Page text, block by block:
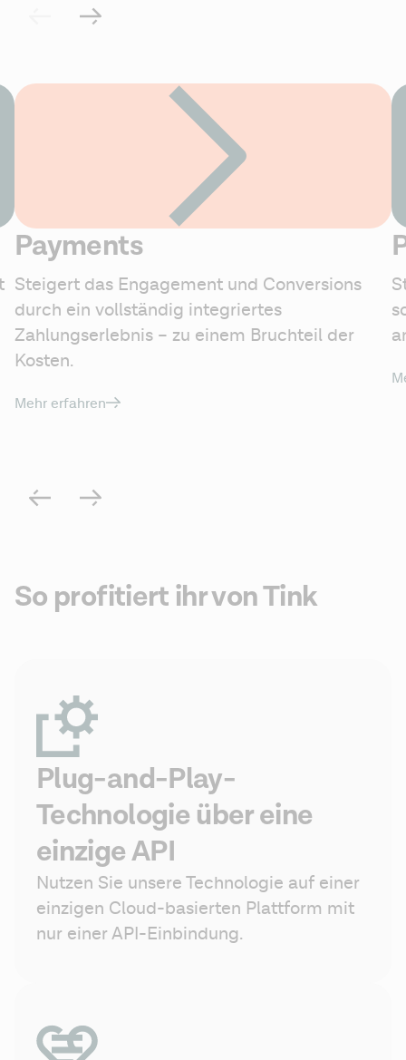
Payments
Steigert das Engagement und Conversions
durch ein vollständig integriertes
Zahlungserlebnis – zu einem Bruchteil der
Kosten.
Mehr erfahren
So profitiert ihr von Tink
Plug-and-Play-
Technologie über eine
einzige API
Nutzen Sie unsere Technologie auf einer
einzigen Cloud-basierten Plattform mit
nur einer API-Einbindung.